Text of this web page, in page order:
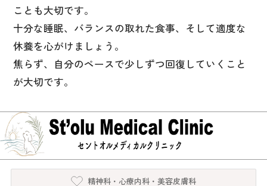
ことも大切です。
十分な睡眠、バランスの取れた食事、そして適度な
休養を心がけましょう。
焦らず、自分のペースで少しずつ回復していくこと
が大切です。
精神科・心療内科・美容皮膚科